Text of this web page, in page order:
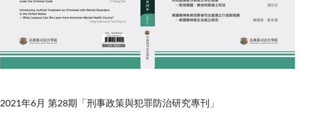
2021年6月 第28期「刑事政策與犯罪防治研究專刊」